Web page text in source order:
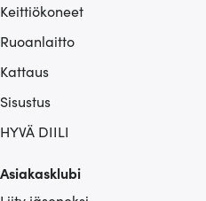
Keittiökoneet
Ruoanlaitto
Kattaus
Sisustus
HYVÄ DIILI
Asiakasklubi